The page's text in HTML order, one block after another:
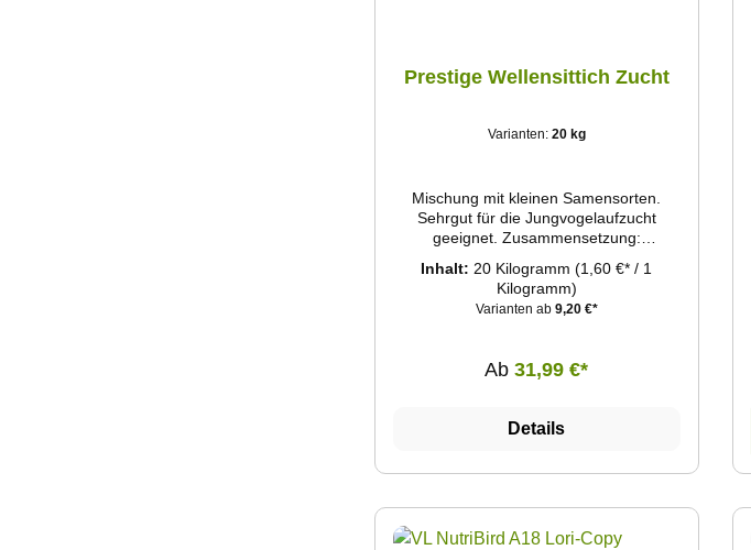
Prestige Wellensittich Zucht
Varianten: 20 kg
Mischung mit kleinen Samensorten.
Sehrgut für die Jungvogelaufzucht
geeignet. Zusammensetzung:
Senegalhirse 11,5% Japanhirse 10,5%
Haferkerne 3%
Inhalt: 20 Kilogramm(1,60 €* / 1
Kilogramm)
Varianten ab9,20 €*
Ab31,99 €*
Details